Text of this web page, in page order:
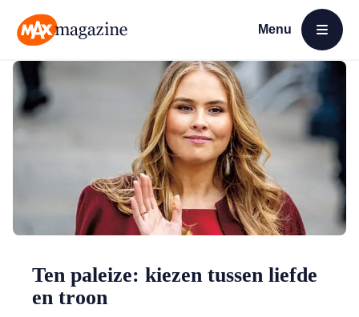
Menu
Open menu
Ten paleize: kiezen tussen liefde
en troon